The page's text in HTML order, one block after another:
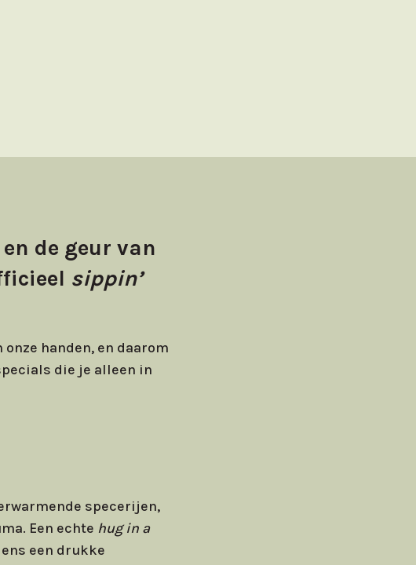
de geur van
sippin’
handen, en daarom
die je alleen in
specerijen,
Een echte hug in a
een drukke